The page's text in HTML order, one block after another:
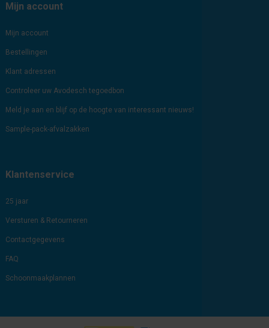
Mijn account
Mijn account
Bestellingen
Klant adressen
Controleer uw Avodesch tegoedbon
Meld je aan en blijf op de hoogte van interessant nieuws!
Sample-pack-afvalzakken
Klantenservice
25 jaar
Versturen & Retourneren
Contactgegevens
FAQ
Schoonmaakplannen